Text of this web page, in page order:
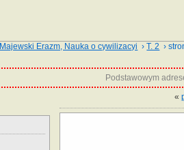
Majewski Erazm, Nauka o cywilizacyi ›T. 2 ›
Podstawowym
«